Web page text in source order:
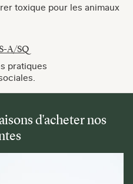
toxique pour les animaux
A/SQ
pratiques
d'acheter nos